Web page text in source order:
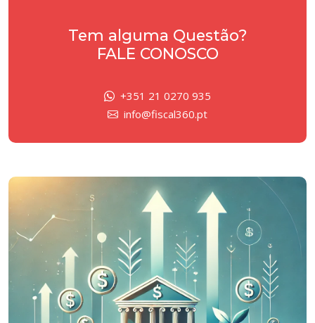
Tem alguma Questão?
FALE CONOSCO
+351 21 0270 935
info@fiscal360.pt